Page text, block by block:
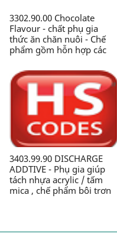
3302.90.00 Chocolate
Flavour - chất phụ gia
thức ăn chăn nuôi - Chế
phẩm gồm hỗn hợp các
dioxit,.., dạng bột, đóng
gói 2kg/túi, dùng trong
sản xuất thức ăn chăn
nuôi - Công ty TNHH NN &
CN Chăn nuôi Nguyên
Xương
3403.99.90 DISCHARGE
ADDTIVE - Phụ gia giúp
tách nhựa acrylic / tấm
mica , chế phẩm bôi trơn
thành phần đi từ dẫn xuất